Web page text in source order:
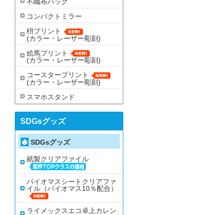
コンパクトミラー
枡プリント
(カラー・レーザー彫刻)
絵馬プリント
(カラー・レーザー彫刻)
コースタープリント
(カラー・レーザー彫刻)
スマホスタンド
SDGsグッズ
SDGsグッズ
紙製クリアファイル
バイオマスシートクリアファ
イル（バイオマス10％配合）
ライメックスエコ卓上カレン